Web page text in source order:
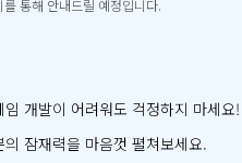
통해 안내드릴 예정입니다.
개발이 어려워도 걱정하지 마세요!
잠재력을 마음껏 펼쳐보세요.